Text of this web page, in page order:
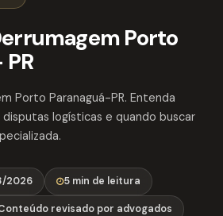
Porto
Porto Paranaguá-PR. Entenda
logísticas e quando buscar
2026 5 min de leitura
revisado por advogados